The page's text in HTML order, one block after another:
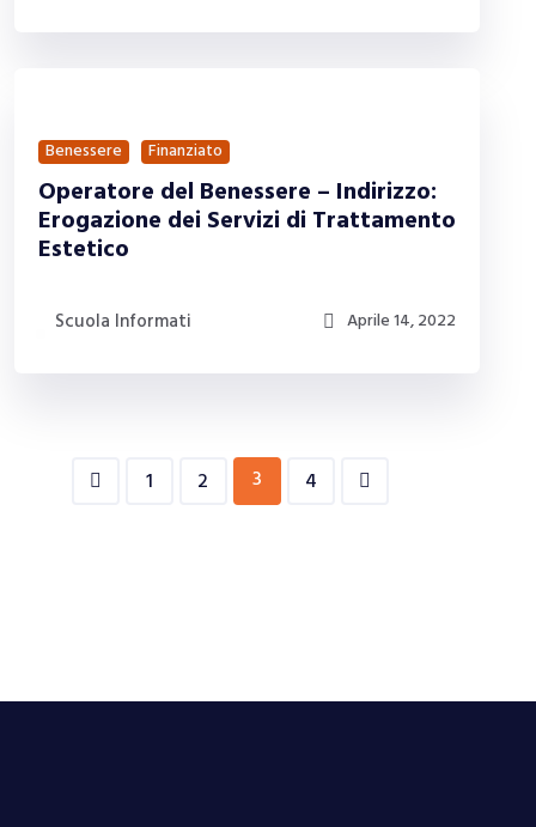
Benessere Finanziato
Operatore del Benessere – Indirizzo:
Erogazione dei Servizi di Trattamento
Estetico
Scuola Informati Aprile 14, 2022
1 2 3 4